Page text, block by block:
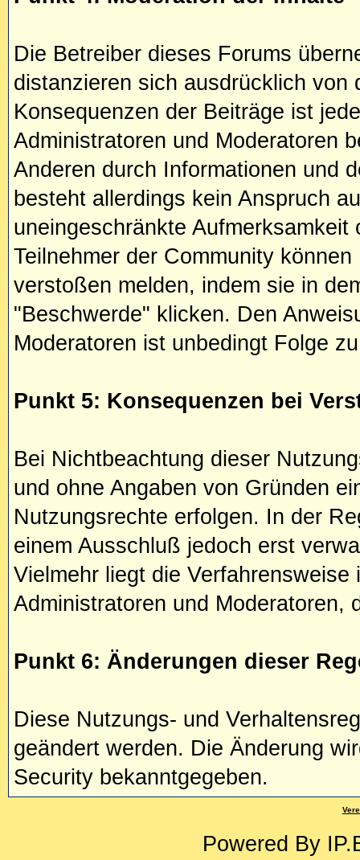
Die Betreiber dieses Forums
distanzieren sich ausdrücklich
Konsequenzen der Beiträge ist
Administratoren und Moderatoren
Anderen durch Informationen und
besteht allerdings kein Anspruch
uneingeschränkte
Teilnehmer der Community
verstoßen melden, indem sie in
"Beschwerde" klicken. Den
Moderatoren ist unbedingt Folge
Punkt 5: Konsequenzen bei
Bei Nichtbeachtung dieser
und ohne Angaben von Gründen
Nutzungsrechte erfolgen. In der
einem Ausschluß jedoch erst
Vielmehr liegt die
Administratoren und Moderatoren,
Punkt 6: Änderungen dieser
Diese Nutzungs- und
geändert werden. Die Änderung
Security bekanntgegeben.
Powered By